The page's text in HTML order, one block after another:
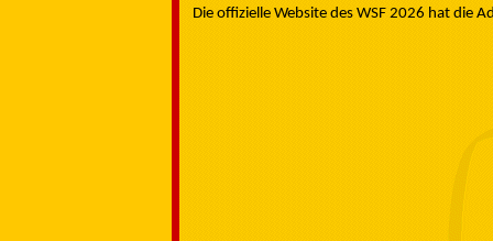
Die offizielle Website des WSF 2026 hat die